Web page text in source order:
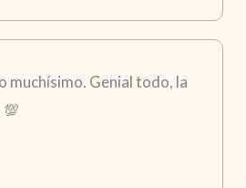
muchísimo. Genial todo, la
💯